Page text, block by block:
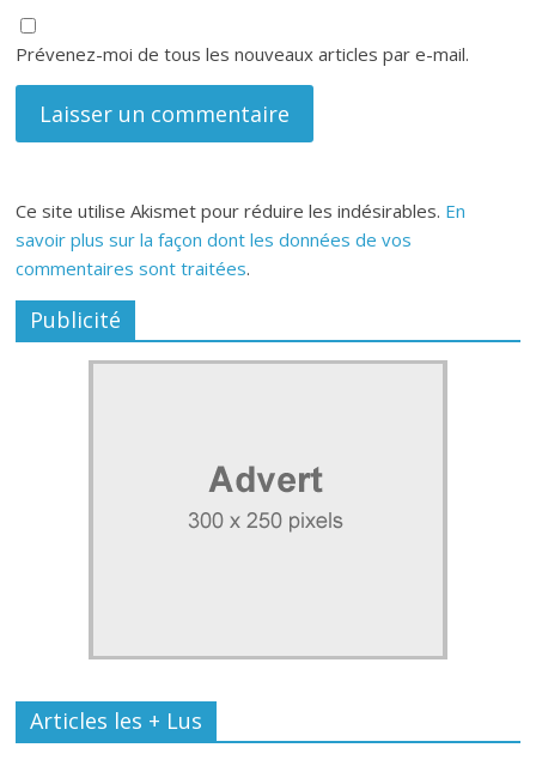
Prévenez-moi de tous les nouveaux articles par e-mail.
Ce site utilise Akismet pour réduire les indésirables. En
savoir plus sur la façon dont les données de vos
commentaires sont traitées.
Publicité
Articles les + Lus